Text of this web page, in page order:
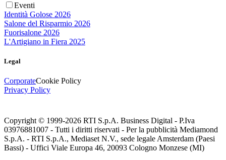
Eventi
Identità Golose 2026
Salone del Risparmio 2026
Fuorisalone 2026
L'Artigiano in Fiera 2025
Legal
CorporateCookie Policy
Privacy Policy
Copyright © 1999-2026 RTI S.p.A. Business Digital - P.Iva
03976881007 - Tutti i diritti riservati - Per la pubblicità Mediamond
S.p.A. - RTI S.p.A., Mediaset N.V., sede legale Amsterdam (Paesi
Bassi) - Uffici Viale Europa 46, 20093 Cologno Monzese (MI)